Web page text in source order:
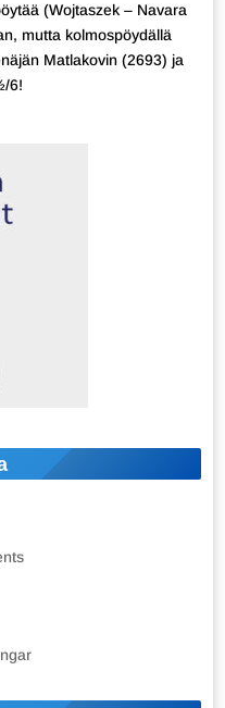
(Wojtaszek – Navara
mutta kolmospöydällä
Matlakovin (2693) ja
6!